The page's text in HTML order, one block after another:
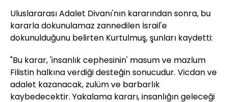
Uluslararası Adalet Divanı'nın kararından sonra, bu
kararla dokunulamaz zannedilen İsrail'e
dokunulduğunu belirten Kurtulmuş, şunları kaydetti:
"Bu karar, 'insanlık cephesinin' masum ve mazlum
Filistin halkına verdiği desteğin sonucudur. Vicdan ve
adalet kazanacak, zulüm ve barbarlık
kaybedecektir. Yakalama kararı, insanlığın geleceği